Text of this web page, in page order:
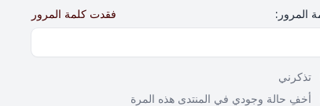
المرور: فقدت كلمة المرور
تذكرني
أخفِ حالة وجودي في المنتدى هذه المرة